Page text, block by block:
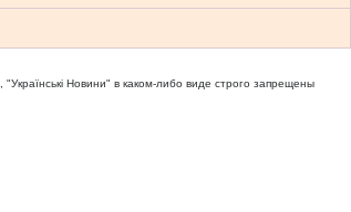
Новини" в каком-либо виде строго запрещены